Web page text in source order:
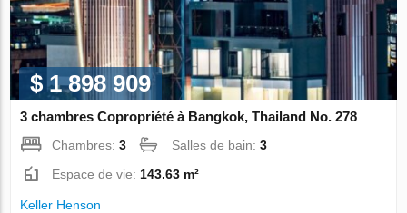
$ 1 898 909
3 chambres Copropriété à Bangkok, Thailand No. 278
Chambres:3 Salles de bain:3
Espace de vie: 143.63 m²
Keller Henson